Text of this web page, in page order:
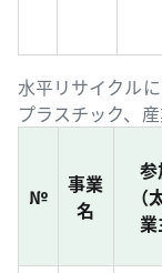
水平リサイクル
プラスチック、産
№
事業
名
業